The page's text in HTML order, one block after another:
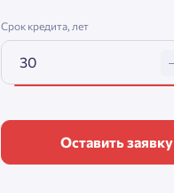
Срок кредита, лет
Оставить заявку